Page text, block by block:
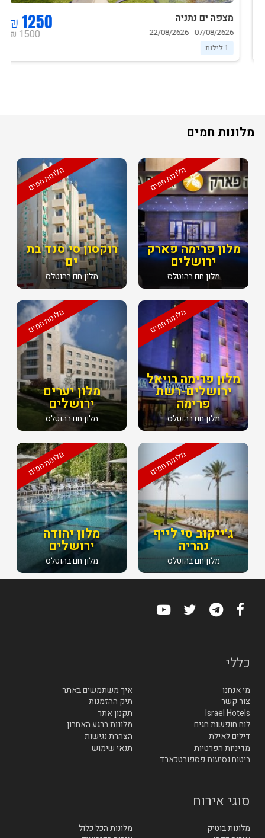
מצפה ים נתניה
07/08/2626 - 22/08/2626
1500 ₪
1250 ₪
מלונות חמים
מלונות חמים
רוקסון סי סנד בת
ים
מלון חם בהוטלס
מלונות חמים
מלון פרימה פארק
ירושלים
מלון חם בהוטלס
מלונות חמים
מלון יערים
ירושלים
מלון חם בהוטלס
מלונות חמים
מלון פרימה רויאל
ירושלים-רשת
פרימה
מלון חם בהוטלס
מלונות חמים
מלון יהודה
ירושלים
מלון חם בהוטלס
מלונות חמים
ג׳ייקוב סי לייף
נהריה
מלון חם בהוטלס
כללי
מי אנחנו
איך משתמשים באתר
צור קשר
תיק ההזמנות
Israel Hotels
תקנון אתר
לוח חופשות חגים
מלונות ברגע האחרון
דילים לאילת
הצהרת נגישות
מדיניות הפרטיות
תנאי שימוש
ביטוח נסיעות פספורטכארד
סוגי אירוח
מלונות בוטיק
מלונות הכל כלול